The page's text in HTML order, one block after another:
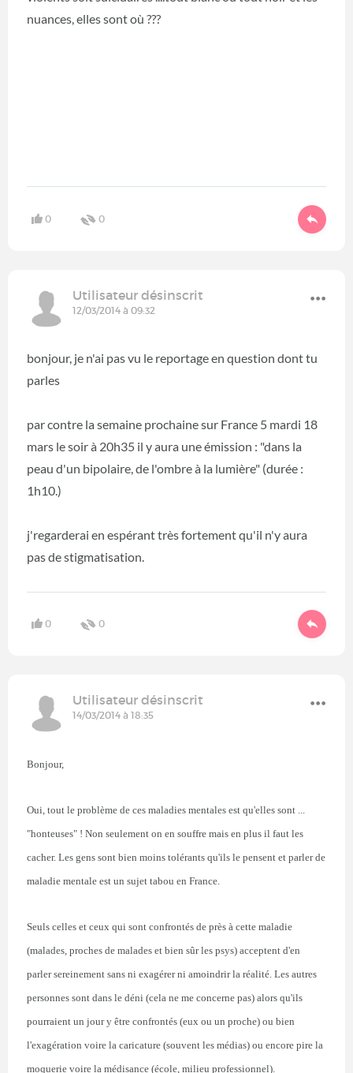
nuances, elles sont où ???
0 0
Utilisateur désinscrit
12/03/2014 à 09:32
bonjour, je n'ai pas vu le reportage en question dont tu
parles
par contre la semaine prochaine sur France 5 mardi 18
mars le soir à 20h35 il y aura une émission : "dans la
peau d'un bipolaire, de l'ombre à la lumière" (durée :
1h10.)
j'regarderai en espérant très fortement qu'il n'y aura
pas de stigmatisation.
0 0
Utilisateur désinscrit
14/03/2014 à 18:35
Bonjour,
Oui, tout le problème de ces maladies mentales est qu'elles sont ...
"honteuses" ! Non seulement on en souffre mais en plus il faut les
cacher. Les gens sont bien moins tolérants qu'ils le pensent et parler de
maladie mentale est un sujet tabou en France.
Seuls celles et ceux qui sont confrontés de près à cette maladie
(malades, proches de malades et bien sûr les psys) acceptent d'en
parler sereinement sans ni exagérer ni amoindrir la réalité. Les autres
personnes sont dans le déni (cela ne me concerne pas) alors qu'ils
pourraient un jour y être confrontés (eux ou un proche) ou bien
l'exagération voire la caricature (souvent les médias) ou encore pire la
moquerie voire la médisance (école, milieu professionnel).